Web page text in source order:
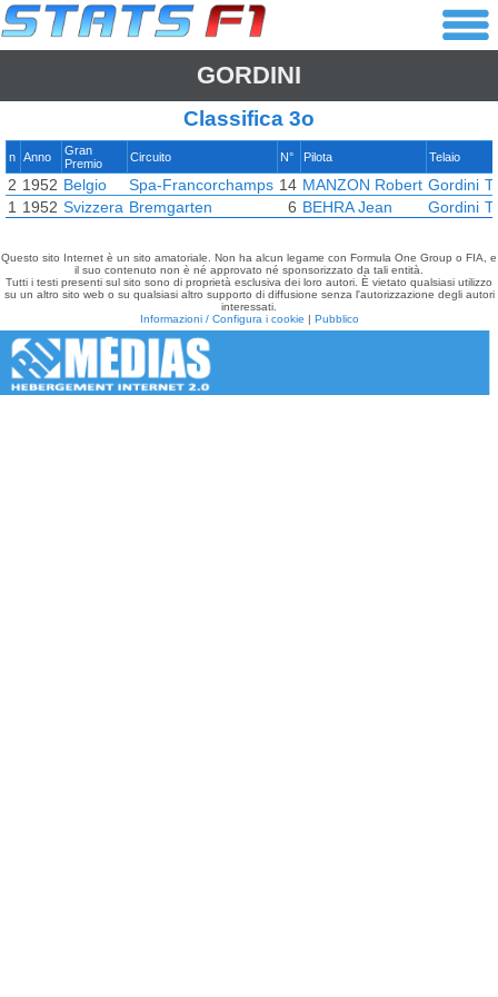
GORDINI
Classifica 3o
n Anno
Gran
Premio
Circuito N° Pilota Telaio
2 1952 Belgio Spa-Francorchamps 14 MANZON Robert Gordini
1 1952 Svizzera Bremgarten 6 BEHRA Jean Gordini
Questo sito Internet è un sito amatoriale. Non ha alcun legame con Formula One Group o FIA, e
il suo contenuto non è né approvato né sponsorizzato da tali entità.
Tutti i testi presenti sul sito sono di proprietà esclusiva dei loro autori. È vietato qualsiasi utilizzo
su un altro sito web o su qualsiasi altro supporto di diffusione senza l'autorizzazione degli autori
interessati.
Informazioni / Configura i cookie | Pubblico